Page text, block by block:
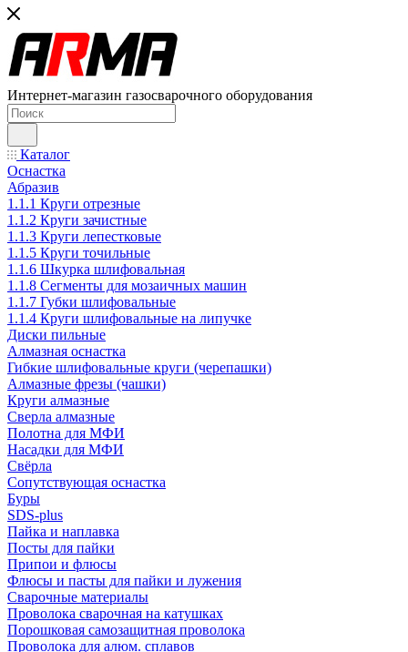
Интернет-магазин газосварочного оборудования
Каталог
Оснастка
Абразив
1.1.1 Круги отрезные
1.1.2 Круги зачистные
1.1.3 Круги лепестковые
1.1.5 Круги точильные
1.1.6 Шкурка шлифовальная
1.1.8 Сегменты для мозаичных машин
1.1.7 Губки шлифовальные
1.1.4 Круги шлифовальные на липучке
Диски пильные
Алмазная оснастка
Гибкие шлифовальные круги (черепашки)
Алмазные фрезы (чашки)
Круги алмазные
Сверла алмазные
Полотна для МФИ
Насадки для МФИ
Свёрла
Сопутствующая оснастка
Буры
SDS-plus
Пайка и наплавка
Посты для пайки
Припои и флюсы
Флюсы и пасты для пайки и лужения
Сварочные материалы
Проволока сварочная на катушках
Порошковая самозащитная проволока
Проволока для алюм. сплавов